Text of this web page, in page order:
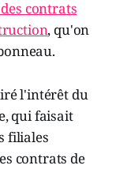
contrats
, qu'on
l'intérêt du
qui faisait
filiales
contrats de